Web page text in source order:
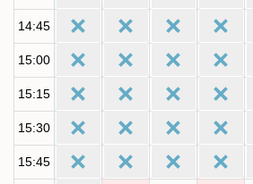
14:45
15:00
15:15
15:30
15:45